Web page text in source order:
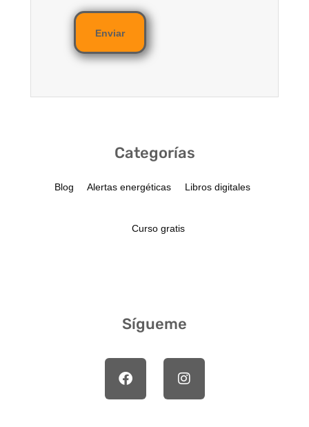
Enviar
Categorías
Blog Alertas energéticas Libros digitales
Curso gratis
Sígueme